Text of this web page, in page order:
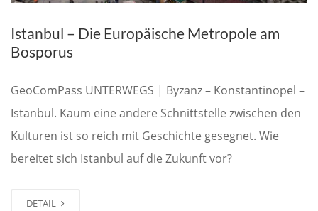
Istanbul – Die Europäische Metropole am
Bosporus
GeoComPass UNTERWEGS | Byzanz – Konstantinopel –
Istanbul. Kaum eine andere Schnittstelle zwischen den
Kulturen ist so reich mit Geschichte gesegnet. Wie
bereitet sich Istanbul auf die Zukunft vor?
DETAIL